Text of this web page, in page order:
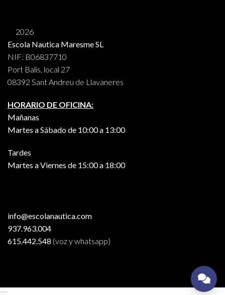
2026
Escola Nautica Maresme SL
NIF: B06837710
Port Balis, local 27
08392 Sant Andreu de Llavaneres
HORARIO DE OFICINA:
Mañanas
Martes a Sábado de 10:00 a 13:00
Tardes
Martes a Viernes de 15:00 a 18:00
info@escolanautica.com
937.963.004
615.442.548 (voz y whatsapp)